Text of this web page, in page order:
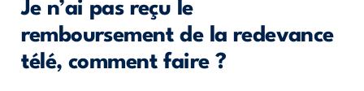
Je n’ai pas reçu le
remboursement de la redevance
télé, comment faire ?